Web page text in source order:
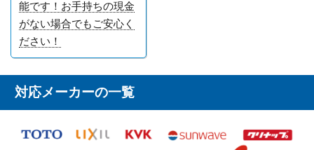
能です！お手持ちの現金
がない場合でもご安心く
ださい！
対応メーカーの一覧